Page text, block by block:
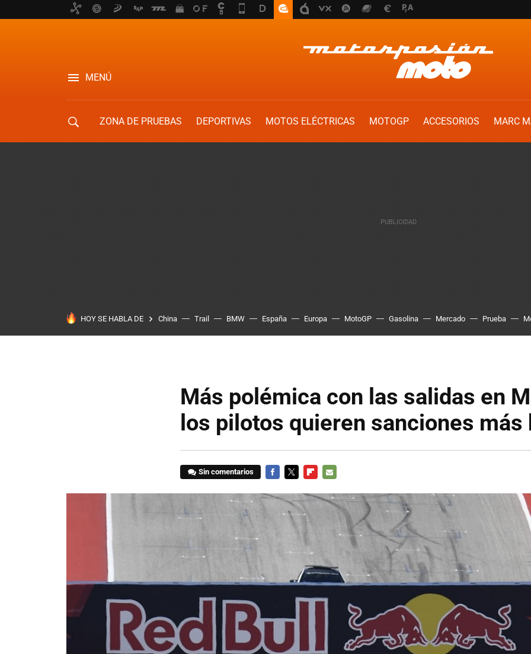
MENÚ
ZONA DE PRUEBAS DEPORTIVAS MOTOS ELÉCTRICAS MOTOGP ACCESORIOS
MARC
HOY SE HABLA DE China Trail BMW España Europa MotoGP Gasolina Mercado Prueba
Más polémica con las salidas en
los pilotos quieren sanciones más
Sin comentarios
MAIL